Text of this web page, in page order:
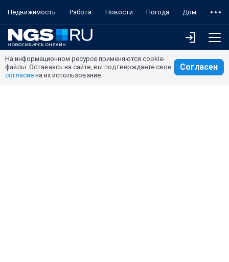
Недвижимость Работа Новости Погода Дом
На информационном ресурсе применяются cookie-
файлы. Оставаясь на сайте, вы подтверждаете свое
согласие на их использование.
Согласен